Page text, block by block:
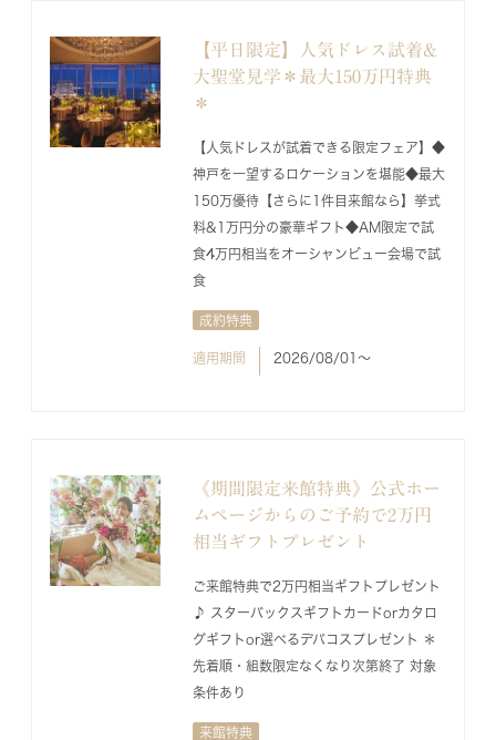
【平日限定】人気ドレス試着&
大聖堂見学＊最大150万円特典
＊
【人気ドレスが試着できる限定フェア】◆
神戸を一望するロケーションを堪能◆最大
150万優待【さらに1件目来館なら】挙式
料&1万円分の豪華ギフト◆AM限定で試
食4万円相当をオーシャンビュー会場で試
食
成約特典
適用期間 2026/08/01〜
《期間限定来館特典》公式ホー
ムページからのご予約で2万円
相当ギフトプレゼント
ご来館特典で2万円相当ギフトプレゼント
♪ スターバックスギフトカードorカタロ
グギフトor選べるデパコスプレゼント ＊
先着順・組数限定なくなり次第終了 対象
条件あり
来館特典